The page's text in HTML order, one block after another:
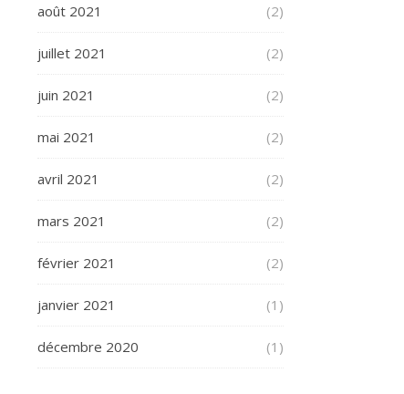
août 2021 (2)
juillet 2021 (2)
juin 2021 (2)
mai 2021 (2)
avril 2021 (2)
mars 2021 (2)
février 2021 (2)
janvier 2021 (1)
décembre 2020 (1)